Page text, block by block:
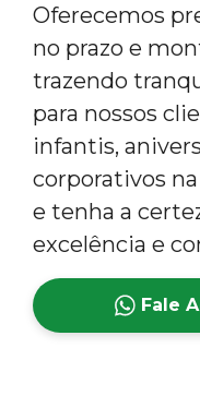
Oferecemos
no prazo e
trazendo
para nossos
infantis,
corporativos
e tenha a
excelência e
Fale